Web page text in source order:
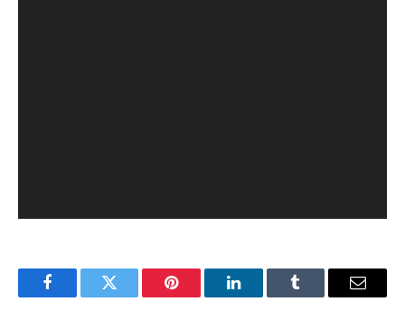
FacebookTwitter Pinterest LinkedInTumblr Email